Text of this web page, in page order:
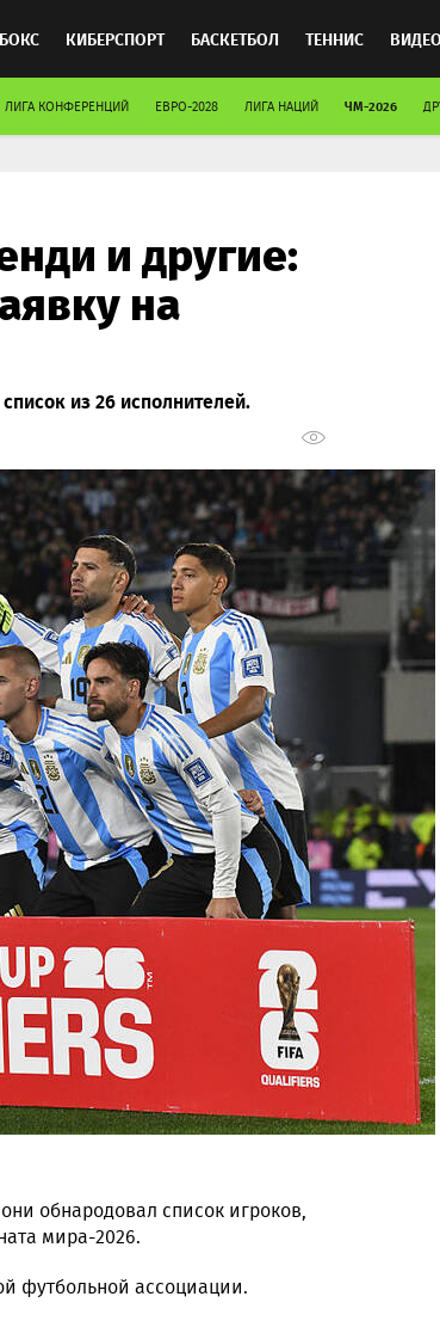
БОКС КИБЕРСПОРТ БАСКЕТБОЛ ТЕННИС ВИДЕО
ЛИГА КОНФЕРЕНЦИЙ ЕВРО-2028 ЛИГА НАЦИЙ ЧМ-2026
и другие:
на
из 26 исполнителей.
обнародовал список игроков,
мира-2026.
футбольной ассоциации.